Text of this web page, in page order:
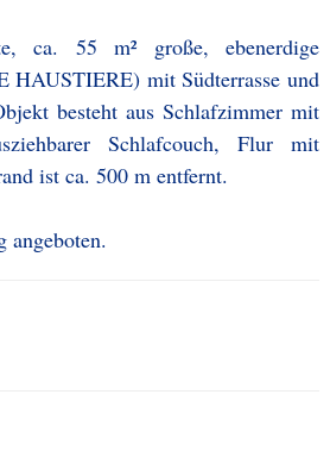
ca. 55 m² große, ebenerdige
HAUSTIERE) mit Südterrasse und
besteht aus Schlafzimmer mit
Schlafcouch, Flur mit
ist ca. 500 m entfernt.